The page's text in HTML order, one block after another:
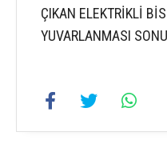
ÇIKAN ELEKTRİKLİ
YUVARLANMASI